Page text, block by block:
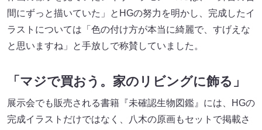
間にずっと描いていた」とHGの努力を明かし、完成したイ
ラストについては「色の付け方が本当に綺麗で、すげえな
と思いますね」と手放しで称賛していました。
「マジで買おう。家のリビングに飾る」
展示会でも販売される書籍『未確認生物図鑑』には、HGの
完成イラストだけではなく、八木の原画もセットで掲載さ